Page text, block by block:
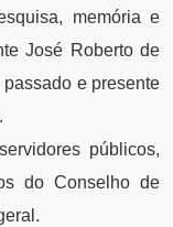
memória e
José Roberto de
e presente
públicos,
do Conselho de